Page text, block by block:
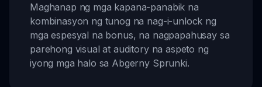
Maghanap ng mga kapana-panabik na
kombinasyon ng tunog na nag-i-unlock ng
mga espesyal na bonus, na nagpapahusay sa
parehong visual at auditory na aspeto ng
iyong mga halo sa Abgerny Sprunki.